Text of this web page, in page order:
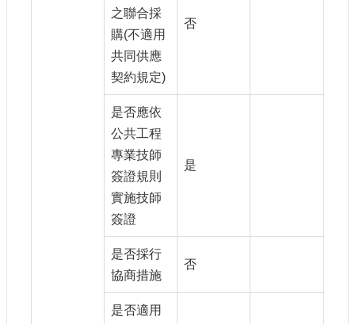
之聯合採
購(不適用
共同供應
契約規定)
否
是否應依
公共工程
專業技師
簽證規則
實施技師
簽證
是
是否採行
協商措施
否
是否適用